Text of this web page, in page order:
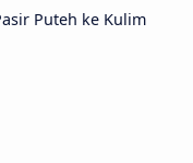
Puteh ke Kulim